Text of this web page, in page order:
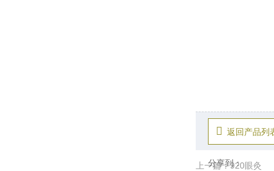
返回产品列
分享到：
上一篇：920眼灸